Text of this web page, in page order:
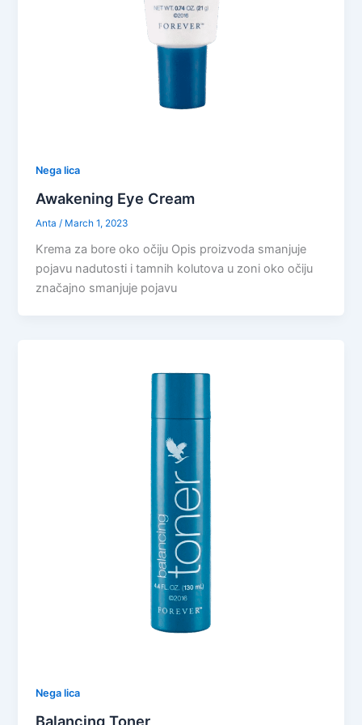
Nega lica
Awakening Eye Cream
Anta / March 1, 2023
Krema za bore oko očiju Opis proizvoda smanjuje
pojavu nadutosti i tamnih kolutova u zoni oko očiju
značajno smanjuje pojavu
Nega lica
Balancing Toner